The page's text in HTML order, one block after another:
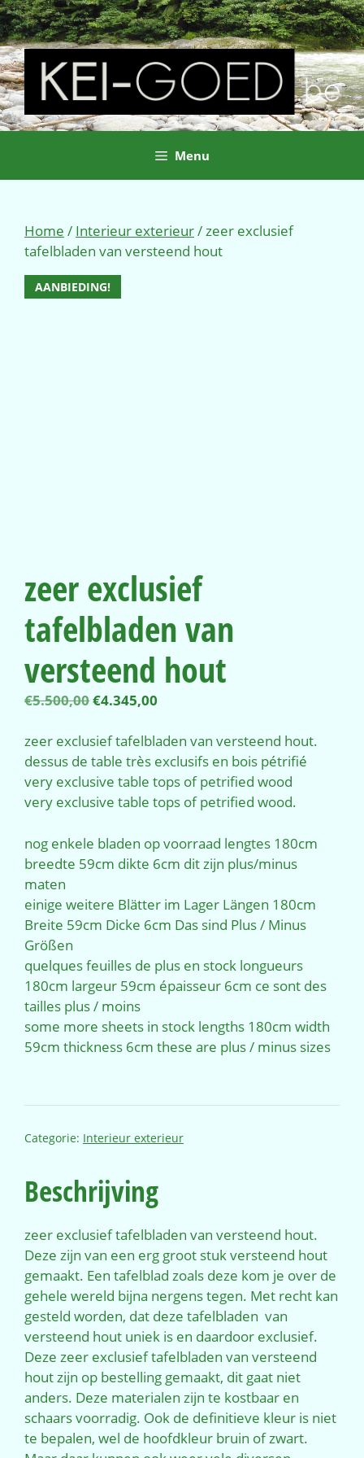
Ga
naar
de
inhoud
Menu
Home / Interieur exterieur/ zeer exclusief
tafelbladen van versteend hout
AANBIEDING!
zeer exclusief
tafelbladen van
versteend hout
€5.500,00Oorspronkelijke
was:
€5.500,00.
€4.345,00
is:
€4.345,00.
zeer exclusief tafelbladen van versteend hout.
dessus de table très exclusifs en bois pétrifié
very exclusive table tops of petrified wood
very exclusive table tops of petrified wood.
nog enkele bladen op voorraad lengtes 180cm
breedte 59cm dikte 6cm dit zijn plus/minus
maten
einige weitere Blätter im Lager Längen 180cm
Breite 59cm Dicke 6cm Das sind Plus / Minus
Größen
quelques feuilles de plus en stock longueurs
180cm largeur 59cm épaisseur 6cm ce sont des
tailles plus / moins
some more sheets in stock lengths 180cm width
59cm thickness 6cm these are plus / minus sizes
Categorie: Interieur exterieur
Beschrijving
zeer exclusief tafelbladen van versteend hout.
Deze zijn van een erg groot stuk versteend hout
gemaakt. Een tafelblad zoals deze kom je over de
gehele wereld bijna nergens tegen. Met recht kan
gesteld worden, dat deze tafelbladen van
versteend hout uniek is en daardoor exclusief.
Deze zeer exclusief tafelbladen van versteend
hout zijn op bestelling gemaakt, dit gaat niet
anders. Deze materialen zijn te kostbaar en
schaars voorradig. Ook de definitieve kleur is niet
te bepalen, wel de hoofdkleur bruin of zwart.